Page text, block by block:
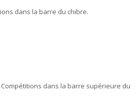
dans la barre du chibre.
dans la barre supérieure du